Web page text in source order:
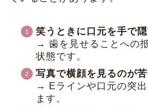
笑うときに口元を手で
→ 歯を見せることへの
状態です。
写真で横顔を見るのが
→ Eラインや口元の突
ます。